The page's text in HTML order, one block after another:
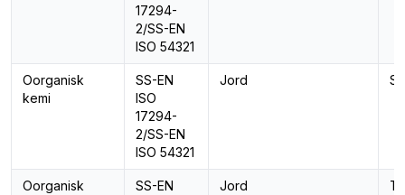
17294-
2/SS-EN
ISO 54321
Oorganisk
kemi
SS-EN
ISO
17294-
2/SS-EN
ISO 54321
Jord
Oorganisk
SS-EN
Jord